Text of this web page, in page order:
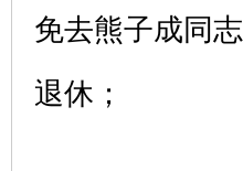
免去熊子成同
退休；